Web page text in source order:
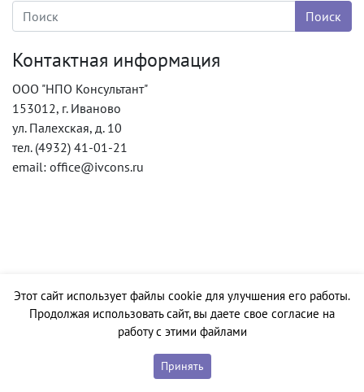
Контактная информация
ООО "НПО Консультант"
153012, г. Иваново
ул. Палехская, д. 10
тел. (4932) 41-01-21
email: office@ivcons.ru
Этот сайт использует файлы cookie для улучшения его работы.
Продолжая использовать сайт, вы даете свое согласие на
работу с этими файлами
Принять